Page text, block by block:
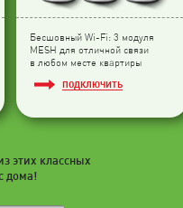
Бесшовный Wi-Fi: 3 модуля
МESH для отличной связи
в любом месте квартиры
ПОДКЛЮЧИТЬ
этих классных
дома!